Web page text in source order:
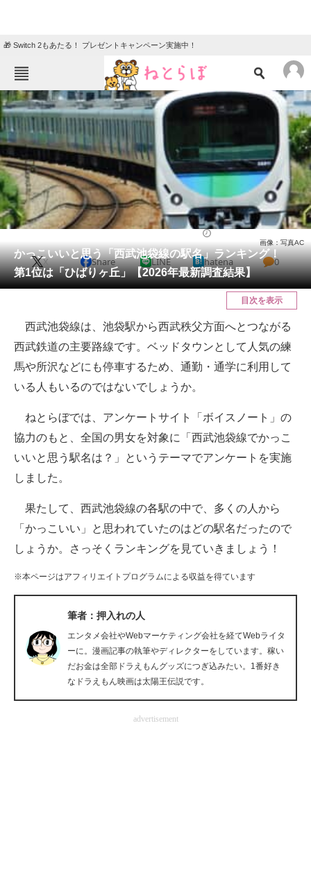
🎁 Switch 2もあたる！ プレゼントキャンペーン実施中！
ねとらぼメニュー
TOP ニュース
エンタメ クイズ
グルメ 地域
住まい 教育・育児
動物 リサーチ
会員記事
メディア
ITの今と未来を見通す
スマホと通信の最新トレンド
ビジネスと働き方のヒント
経営リーダーのコミュニティ
マーケ×ITの今がよく分かる
ITエンジニア向け専門サイト
企業向けIT製品の総合サイト
IT製品の技術・比較・事例
製造業のIT導入・活用を支援
かっこいいと思う「西武池袋線の駅名」ランキング！
第1位は「ひばりヶ丘」【2026年最新調査結果】
画像：写真AC
X Share LINE hatena 0
目次を表示
西武池袋線は、池袋駅から西武秩父方面へとつながる
西武鉄道の主要路線です。ベッドタウンとして人気の練
馬や所沢などにも停車するため、通勤・通学に利用して
いる人もいるのではないでしょうか。
ねとらぼでは、アンケートサイト「ボイスノート」の
協力のもと、全国の男女を対象に「西武池袋線でかっこ
いいと思う駅名は？」というテーマでアンケートを実施
しました。
果たして、西武池袋線の各駅の中で、多くの人から
「かっこいい」と思われていたのはどの駅名だったので
しょうか。さっそくランキングを見ていきましょう！
※本ページはアフィリエイトプログラムによる収益を得ています
筆者：押入れの人
エンタメ会社やWebマーケティング会社を経てWebライタ
ーに。漫画記事の執筆やディレクターをしています。稼い
だお金は全部ドラえもんグッズにつぎ込みたい。1番好き
なドラえもん映画は太陽王伝説です。
advertisement